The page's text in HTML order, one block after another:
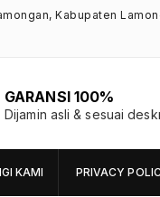
Kabupaten
GARANSI 100%
Dijamin asli & sesuai
KAMI PRIVACY